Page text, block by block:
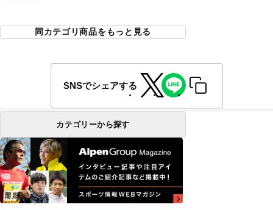
同カテゴリ商品をもっと見る
SNSでシェアする
カテゴリーから探す